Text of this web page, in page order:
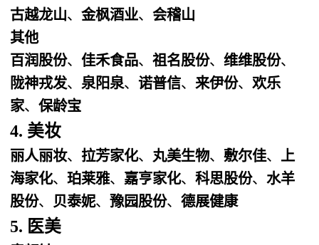
古越龙山、金枫酒业、会稽山
其他
百润股份、佳禾食品、祖名股份、维维股份、
陇神戎发、 泉阳泉、诺普信、来伊份、欢乐
家、保龄宝
4. 美妆
丽人丽妆、 拉芳家化、 丸美生物、敷尔佳、 上
海家化、珀莱雅、 嘉亨家化、科思股份、水羊
股份、 贝泰妮、豫园股份、德展健康
5. 医美